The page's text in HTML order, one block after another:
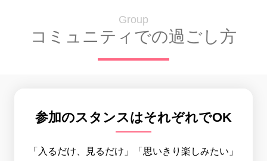
Group
コミュニティでの過ごし方
参加のスタンスはそれぞれでOK
「入るだけ、見るだけ」「思いきり楽しみたい」